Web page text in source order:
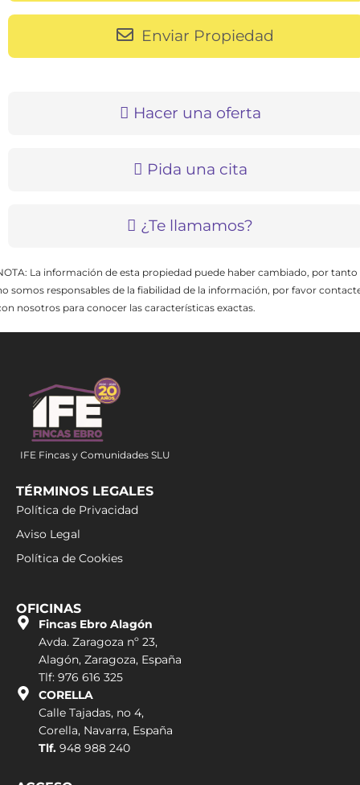
Enviar Propiedad
Hacer una oferta
Pida una cita
¿Te llamamos?
La información de esta propiedad puede haber cambiado, por tanto
somos responsables de la fiabilidad de la información, por favor
nosotros para conocer las características exactas.
IFE Fincas y Comunidades SLU
TÉRMINOS LEGALES
Política de Privacidad
Aviso Legal
Política de Cookies
OFICINAS
Fincas Ebro Alagón
Avda. Zaragoza nº 23,
Alagón, Zaragoza, España
Tlf: 976 616 325
CORELLA
Calle Tajadas, no 4,
Corella, Navarra, España
Tlf. 948 988 240